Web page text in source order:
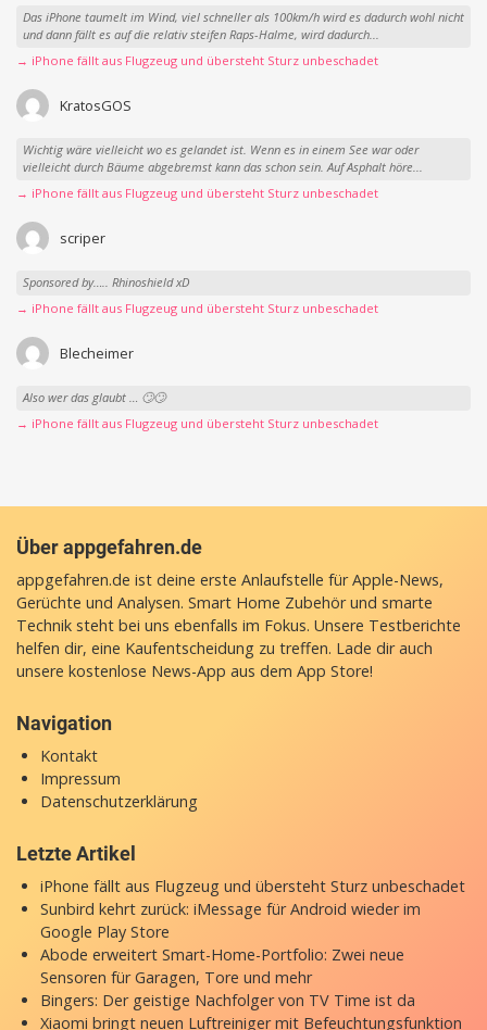
Das iPhone taumelt im Wind, viel schneller als 100km/h wird es dadurch wohl nicht
und dann fällt es auf die relativ steifen Raps-Halme, wird dadurch...
→ iPhone fällt aus Flugzeug und übersteht Sturz unbeschadet
KratosGOS
Wichtig wäre vielleicht wo es gelandet ist. Wenn es in einem See war oder
vielleicht durch Bäume abgebremst kann das schon sein. Auf Asphalt höre...
→ iPhone fällt aus Flugzeug und übersteht Sturz unbeschadet
scriper
Sponsored by….. Rhinoshield xD
→ iPhone fällt aus Flugzeug und übersteht Sturz unbeschadet
Blecheimer
Also wer das glaubt … 🙄🙄
→ iPhone fällt aus Flugzeug und übersteht Sturz unbeschadet
Über appgefahren.de
appgefahren.de ist deine erste Anlaufstelle für Apple-News,
Gerüchte und Analysen. Smart Home Zubehör und smarte
Technik steht bei uns ebenfalls im Fokus. Unsere Testberichte
helfen dir, eine Kaufentscheidung zu treffen. Lade dir auch
unsere kostenlose News-App aus dem App Store!
Navigation
Kontakt
Impressum
Datenschutzerklärung
Letzte Artikel
iPhone fällt aus Flugzeug und übersteht Sturz unbeschadet
Sunbird kehrt zurück: iMessage für Android wieder im
Google Play Store
Abode erweitert Smart-Home-Portfolio: Zwei neue
Sensoren für Garagen, Tore und mehr
Bingers: Der geistige Nachfolger von TV Time ist da
Xiaomi bringt neuen Luftreiniger mit Befeuchtungsfunktion